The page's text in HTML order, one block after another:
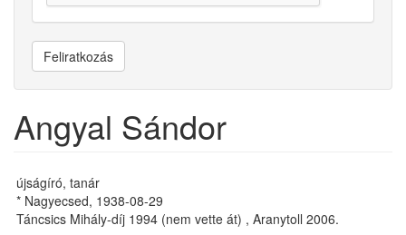
Feliratkozás
Angyal Sándor
újságíró, tanár
* Nagyecsed, 1938-08-29
Táncsics Mihály-díj 1994 (nem vette át) , Aranytoll 2006.